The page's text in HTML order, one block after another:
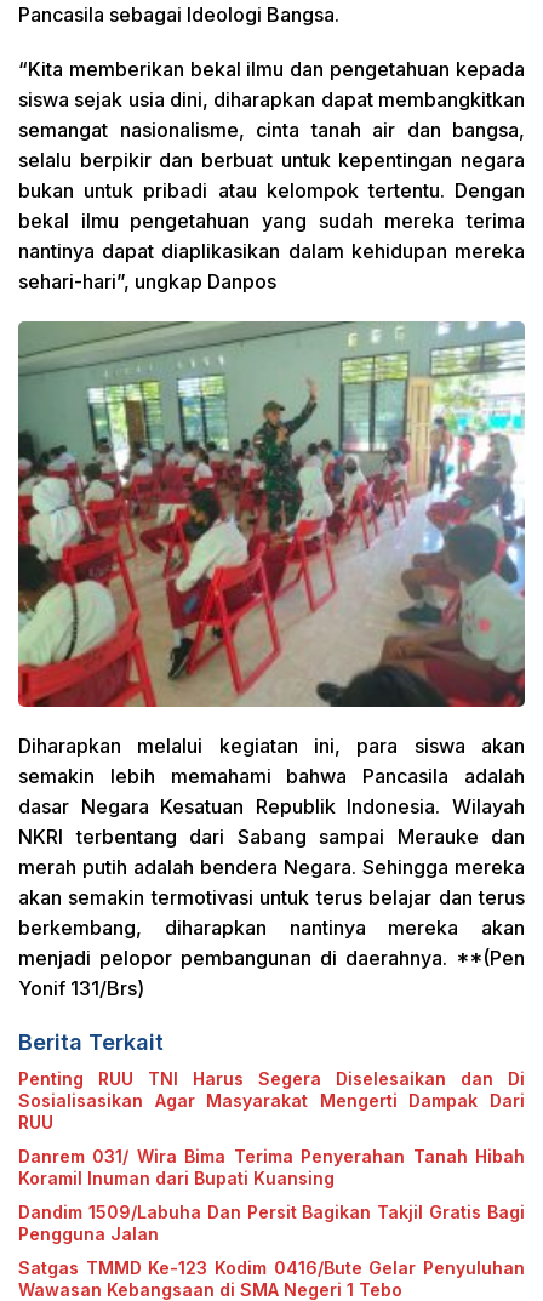
Pancasila sebagai Ideologi Bangsa.
“Kita memberikan bekal ilmu dan pengetahuan kepada
siswa sejak usia dini, diharapkan dapat membangkitkan
semangat nasionalisme, cinta tanah air dan bangsa,
selalu berpikir dan berbuat untuk kepentingan negara
bukan untuk pribadi atau kelompok tertentu. Dengan
bekal ilmu pengetahuan yang sudah mereka terima
nantinya dapat diaplikasikan dalam kehidupan mereka
sehari-hari”, ungkap Danpos
Diharapkan melalui kegiatan ini, para siswa akan
semakin lebih memahami bahwa Pancasila adalah
dasar Negara Kesatuan Republik Indonesia. Wilayah
NKRI terbentang dari Sabang sampai Merauke dan
merah putih adalah bendera Negara. Sehingga mereka
akan semakin termotivasi untuk terus belajar dan terus
berkembang, diharapkan nantinya mereka akan
menjadi pelopor pembangunan di daerahnya. **(Pen
Yonif 131/Brs)
Berita Terkait
Penting RUU TNI Harus Segera Diselesaikan dan Di
Sosialisasikan Agar Masyarakat Mengerti Dampak Dari
RUU
Danrem 031/ Wira Bima Terima Penyerahan Tanah Hibah
Koramil Inuman dari Bupati Kuansing
Dandim 1509/Labuha Dan Persit Bagikan Takjil Gratis Bagi
Pengguna Jalan
Satgas TMMD Ke-123 Kodim 0416/Bute Gelar Penyuluhan
Wawasan Kebangsaan di SMA Negeri 1 Tebo